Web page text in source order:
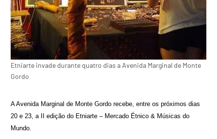
Etniarte invade durante quatro dias a Avenida Marginal de Monte
Gordo
A Avenida Marginal de Monte Gordo recebe, entre os próximos dias
20 e 23, a II edição do Etniarte – Mercado Étnico & Músicas do
Mundo.